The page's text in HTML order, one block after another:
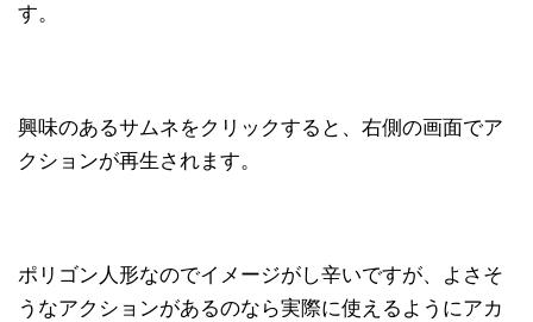
す。
興味のあるサムネをクリックすると、右側の画面でア
クションが再生されます。
ポリゴン人形なのでイメージがし辛いですが、よさそ
うなアクションがあるのなら実際に使えるようにアカ